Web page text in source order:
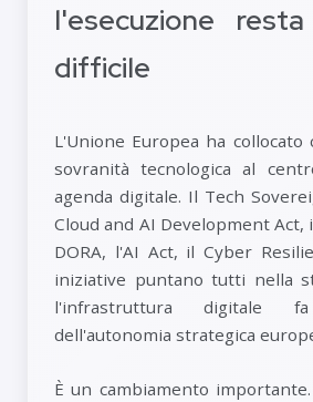
l'esecuzione
difficile
L'Unione Europea ha collocato
sovranità tecnologica al
agenda digitale. Il Tech
Cloud and AI Development Act,
DORA, l'AI Act, il Cyber
iniziative puntano tutti nella
l'infrastruttura digitale
dell'autonomia strategica
È un cambiamento